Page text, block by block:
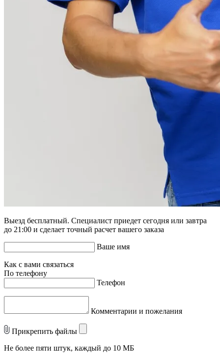
Выезд бесплатный. Специалист приедет сегодня или завтра
до 21:00 и сделает точный расчет вашего заказа
Ваше имя
Как с вами связаться
По телефону
Телефон
Комментарии и пожелания
Прикрепить файлы
Не более пяти штук, каждый до 10 МБ